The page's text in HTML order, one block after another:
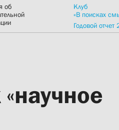
об
Клуб
«В поисках
Годовой отчет